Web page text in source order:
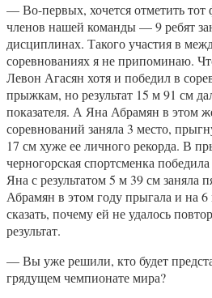
— Во-первых, хочется отметить тот
членов нашей команды — 9 ребят
дисциплинах. Такого участия в
соревнованиях я не припоминаю.
Левон Агасян хотя и победил в
прыжкам, но результат 15 м 91 см
показателя. А Яна Абрамян в этом
соревнований заняла 3 место,
17 см хуже ее личного рекорда. В
черногорская спортсменка
Яна с результатом 5 м 39 см заняла
Абрамян в этом году прыгала и на
сказать, почему ей не удалось
результат.
— Вы уже решили, кто будет
грядущем чемпионате мира?